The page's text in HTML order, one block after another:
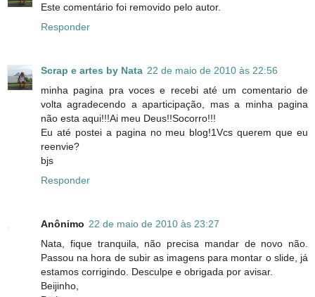
Este comentário foi removido pelo autor.
Responder
Scrap e artes by Nata 22 de maio de 2010 às 22:56
minha pagina pra voces e recebi até um comentario de
volta agradecendo a aparticipação, mas a minha pagina
não esta aqui!!!Ai meu Deus!!Socorro!!!
Eu até postei a pagina no meu blog!1Vcs querem que eu
reenvie?
bjs
Responder
Anônimo 22 de maio de 2010 às 23:27
Nata, fique tranquila, não precisa mandar de novo não.
Passou na hora de subir as imagens para montar o slide, já
estamos corrigindo. Desculpe e obrigada por avisar.
Beijinho,